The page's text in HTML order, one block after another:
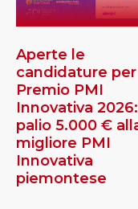
Aperte le
candidature per
Premio PMI
Innovativa
palio 5.000 €
migliore PMI
Innovativa
piemontese